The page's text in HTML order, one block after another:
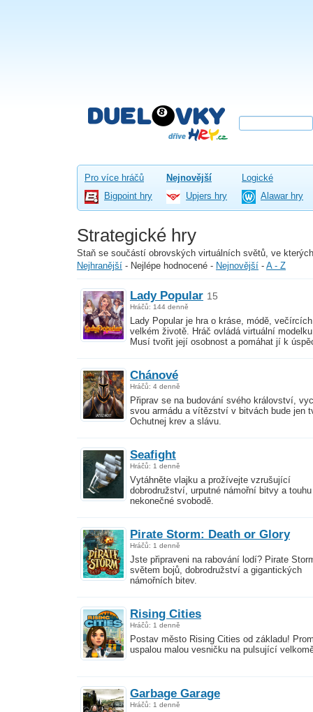
Pro více hráčů Nejnovější
Logické
Bigpoint hry
Upjers hry Alawar hry
Strategické hry
Staň se součástí obrovských virtuálních světů, ve
Nejhranější - Nejlépe hodnocené - Nejnovější - A - Z
Lady Popular 15
Hráčů: 144 denně
Lady Popular je hra o kráse, módě,
velkém životě. Hráč ovládá virtuální
Musí tvořit její osobnost a pomáhat jí k
Chánové
Hráčů: 4 denně
Připrav se na budování svého království,
svou armádu a vítězství v bitvách bude jen
Ochutnej krev a slávu.
Seafight
Hráčů: 1 denně
Vytáhněte vlajku a prožívejte vzrušující
dobrodružství, urputné námořní bitvy a
nekonečné svobodě.
Pirate Storm: Death or Glory
Hráčů: 1 denně
Jste připraveni na rabování lodí? Pirate
světem bojů, dobrodružství a gigantických
námořních bitev.
Rising Cities
Hráčů: 1 denně
Postav město Rising Cities od základu!
uspalou malou vesničku na pulsující
Garbage Garage
Hráčů: 1 denně